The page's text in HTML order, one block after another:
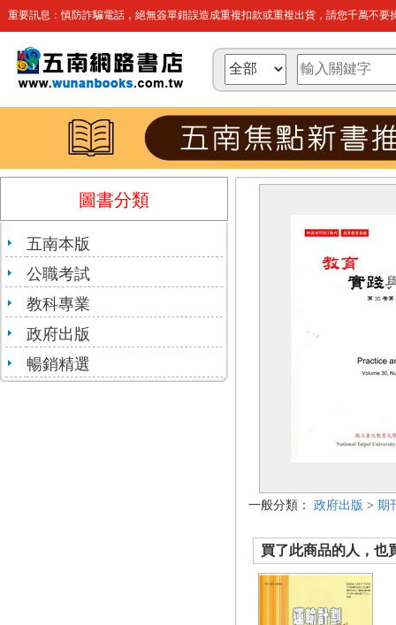
重要訊息：慎防詐騙電話，絕無簽單錯誤造成重複扣款或重複出貨，請您千萬不要
圖書分類
五南本版
公職考試
教科專業
政府出版
暢銷精選
一般分類： 政府出版 > 期
買了此商品的人，也